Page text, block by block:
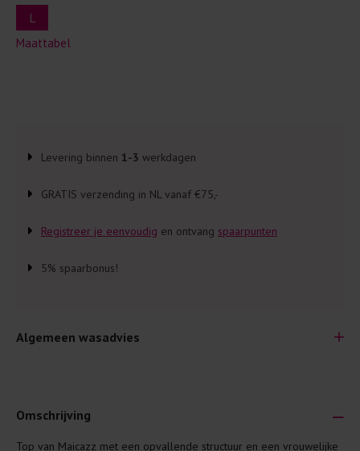
L
Maattabel
Levering binnen 1-3 werkdagen
GRATIS verzending in NL vanaf €75,-
Registreer je eenvoudig en ontvang spaarpunten
5% spaarbonus!
Algemeen wasadvies
Omschrijving
Top van Maicazz met een opvallende structuur en een vrouwelijke